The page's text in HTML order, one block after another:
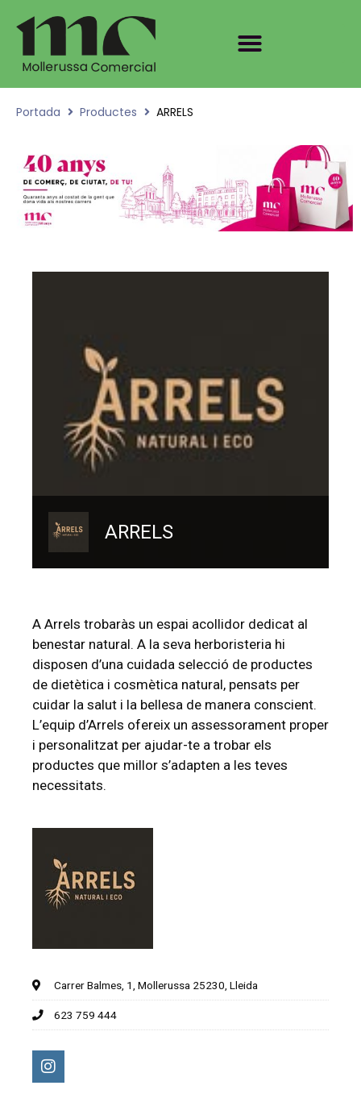
Portada Productes ARRELS
ARRELS
A Arrels trobaràs un espai acollidor dedicat al
benestar natural. A la seva herboristeria hi
disposen d’una cuidada selecció de productes
de dietètica i cosmètica natural, pensats per
cuidar la salut i la bellesa de manera conscient.
L’equip d’Arrels ofereix un assessorament proper
i personalitzat per ajudar-te a trobar els
productes que millor s’adapten a les teves
necessitats.
Carrer Balmes, 1, Mollerussa 25230, Lleida
623 759 444